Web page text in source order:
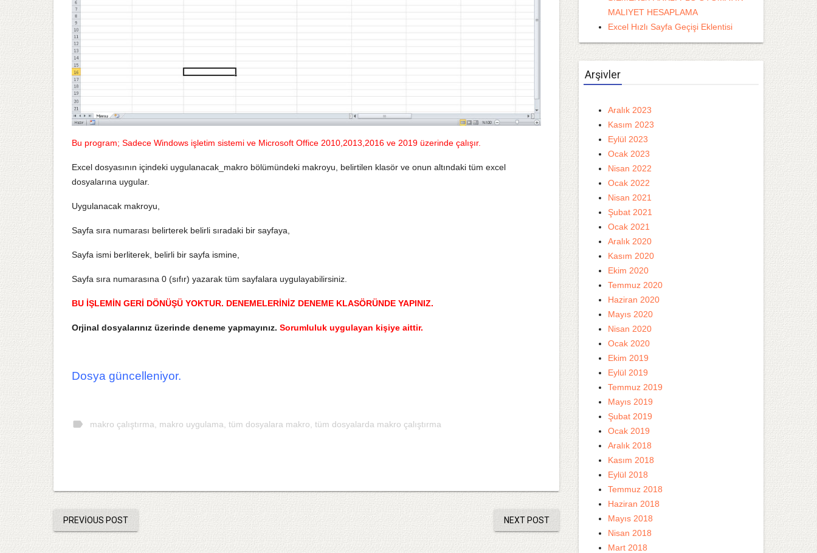
Bu program; Sadece Windows işletim sistemi ve Microsoft Office 2010,2013,2016 ve 2019 üzerinde çalışır.
Excel dosyasının içindeki uygulanacak_makro bölümündeki makroyu, belirtilen klasör ve onun altındaki tüm excel
dosyalarına uygular.
Uygulanacak makroyu,
Sayfa sıra numarası belirterek belirli sıradaki bir sayfaya,
Sayfa ismi berliterek, belirli bir sayfa ismine,
Sayfa sıra numarasına 0 (sıfır) yazarak tüm sayfalara uygulayabilirsiniz.
BU İŞLEMİN GERİ DÖNÜŞÜ YOKTUR. DENEMELERİNİZ DENEME KLASÖRÜNDE YAPINIZ.
Orjinal dosyalarınız üzerinde deneme yapmayınız. Sorumluluk uygulayan kişiye aittir.
Dosya güncelleniyor.
label makro çalıştırma makro uygulama tüm dosyalara makro tüm dosyalarda makro çalıştırma
PREVIOUS POST NEXT POST
MALIYET HESAPLAMA
Excel Hızlı Sayfa Geçişi Eklentisi
Arşivler
Aralık 2023
Kasım 2023
Eylül 2023
Ocak 2023
Nisan 2022
Ocak 2022
Nisan 2021
Şubat 2021
Ocak 2021
Aralık 2020
Kasım 2020
Ekim 2020
Temmuz 2020
Haziran 2020
Mayıs 2020
Nisan 2020
Ocak 2020
Ekim 2019
Eylül 2019
Temmuz 2019
Mayıs 2019
Şubat 2019
Ocak 2019
Aralık 2018
Kasım 2018
Eylül 2018
Temmuz 2018
Haziran 2018
Mayıs 2018
Nisan 2018
Mart 2018